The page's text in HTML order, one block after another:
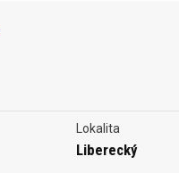
Lokalita
Liberecký